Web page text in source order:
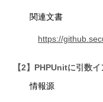
関連文書
https://
【2】PHPUnitに引数
情報源